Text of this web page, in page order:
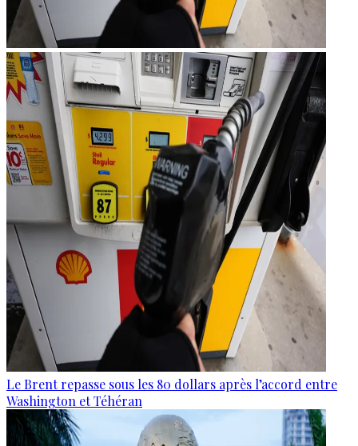
Le Brent repasse sous les 80 dollars après l’accord entre
Washington et Téhéran